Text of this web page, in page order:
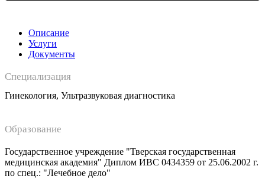
Описание
Услуги
Документы
Специализация
Гинекология, Ультразвуковая диагностика
Образование
Государственное учреждение "Тверская государственная
медицинская академия" Диплом ИВС 0434359 от 25.06.2002 г.
по спец.: "Лечебное дело"